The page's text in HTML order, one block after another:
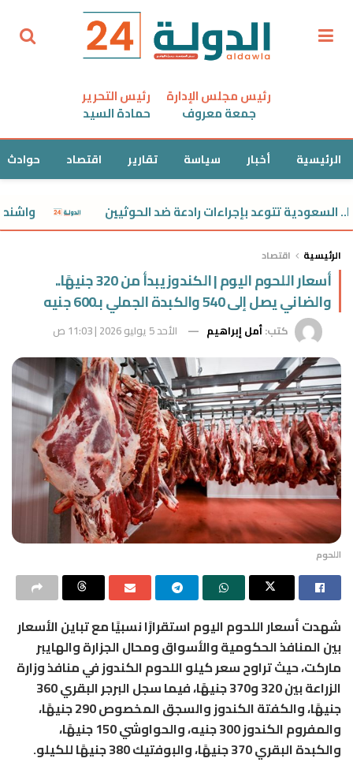
رئيس مجلس الإدارة
جمعة معروف
رئيس التحرير
حمادة السيد
الرئيسية أخبار سياسة تقارير اقتصاد حوادث
واشنطن
الرئيسية اقتصاد
أسعار اللحوم اليوم | الكندوز يبدأ من 320 جنيهًا..
والضاني يصل إلى 540 والكبدة الجملي بـ600 جنيه
كتب:أمل إبراهيم الأحد 5 يوليو 2026 | 11:03 ص
اللحوم
شهدت أسعار اللحوم اليوم استقرارًا نسبيًا مع تباين الأسعار
بين المنافذ الحكومية والأسواق ومحال الجزارة والهايبر
ماركت، حيث تراوح سعر كيلو اللحوم الكندوز في منافذ وزارة
الزراعة بين 320 و370 جنيهًا، فيما سجل البرجر البقري 360
جنيهًا، والكفتة الكندوز والسجق المخصوص 290 جنيهًا،
والمفروم الكندوز 300 جنيه، والحواوشي 150 جنيهًا،
والكبدة البقري 370 جنيهًا، والبوفتيك 380 جنيهًا للكيلو.